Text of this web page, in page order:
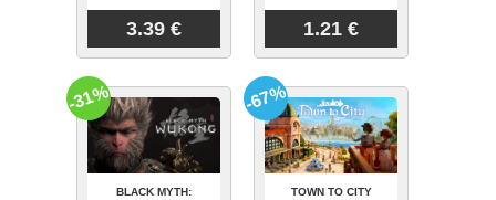
3.39 € 1.21 €
BLACK MYTH:
-31%
TOWN TO CITY
-67%